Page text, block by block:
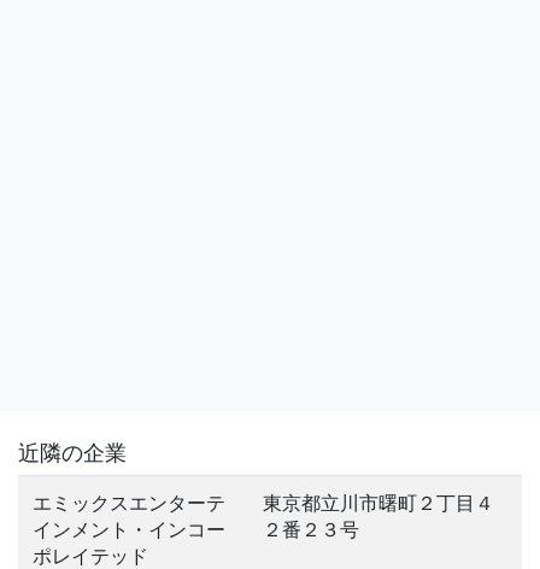
近隣の企業
エミックスエンターテ
インメント・インコー
ポレイテッド
東京都立川市曙町２丁目４
２番２３号